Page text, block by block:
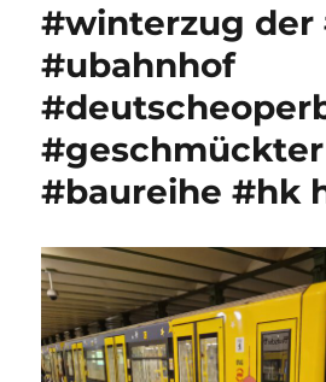
#winterzug der
#ubahnhof
#baureihe #hk